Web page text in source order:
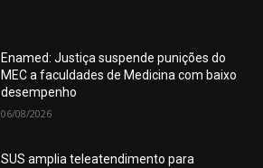
Enamed: Justiça suspende punições do
MEC a faculdades de Medicina com baixo
desempenho
06/08/2026
SUS amplia teleatendimento para